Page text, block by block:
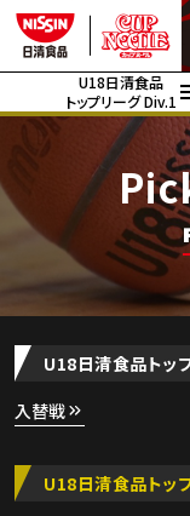
U18日清食品
トップリーグ Div.1
U18日清食品トッ
入替戦
U18日清食品トッ